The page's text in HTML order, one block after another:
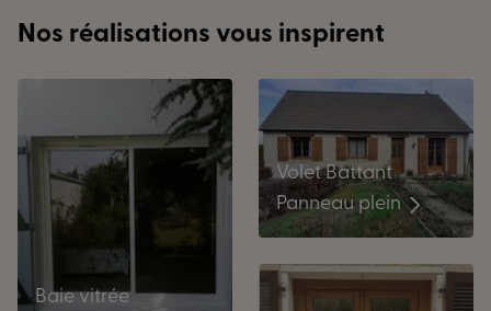
Nos réalisations vous inspirent
Baie vitrée
Volet Battant
Panneau plein